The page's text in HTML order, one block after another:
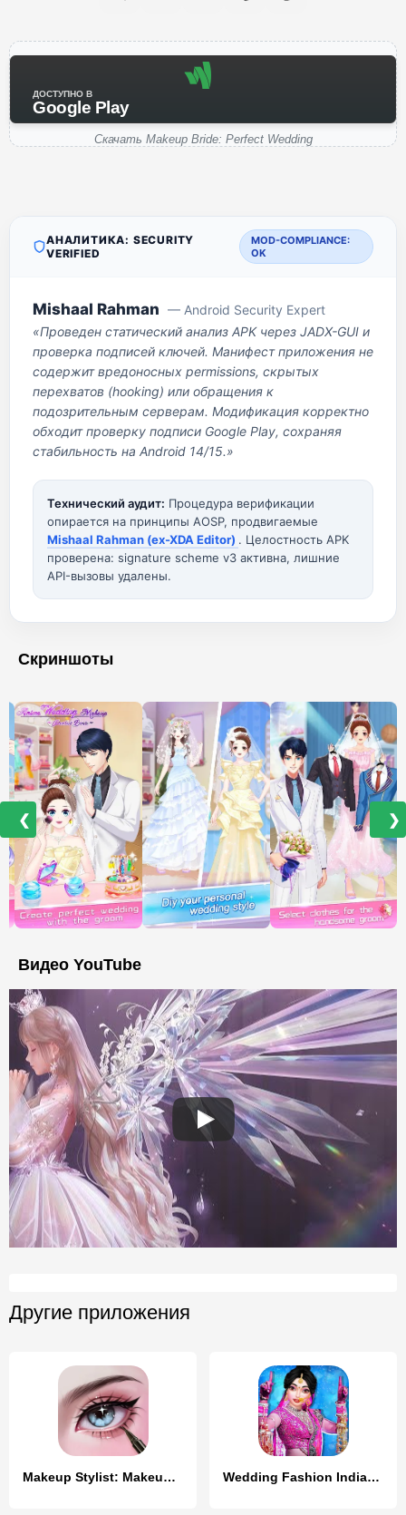
ДОСТУПНО В
Google Play
Скачать Makeup Bride: Perfect Wedding
АНАЛИТИКА: SECURITY
VERIFIED
MOD-COMPLIANCE:
OK
Mishaal Rahman — Android Security Expert
«Проведен статический анализ APK через JADX-GUI и
проверка подписей ключей. Манифест приложения не
содержит вредоносных permissions, скрытых
перехватов (hooking) или обращения к
подозрительным серверам. Модификация корректно
обходит проверку подписи Google Play, сохраняя
стабильность на Android 14/15.»
Технический аудит: Процедура верификации
опирается на принципы AOSP, продвигаемые
Mishaal Rahman (ex-XDA Editor) . Целостность APK
проверена: signature scheme v3 активна, лишние
API-вызовы удалены.
Скриншоты
❮ ❯
Видео YouTube
Другие приложения
Makeup Stylist: Makeup Game Wedding Fashion Indian 2024